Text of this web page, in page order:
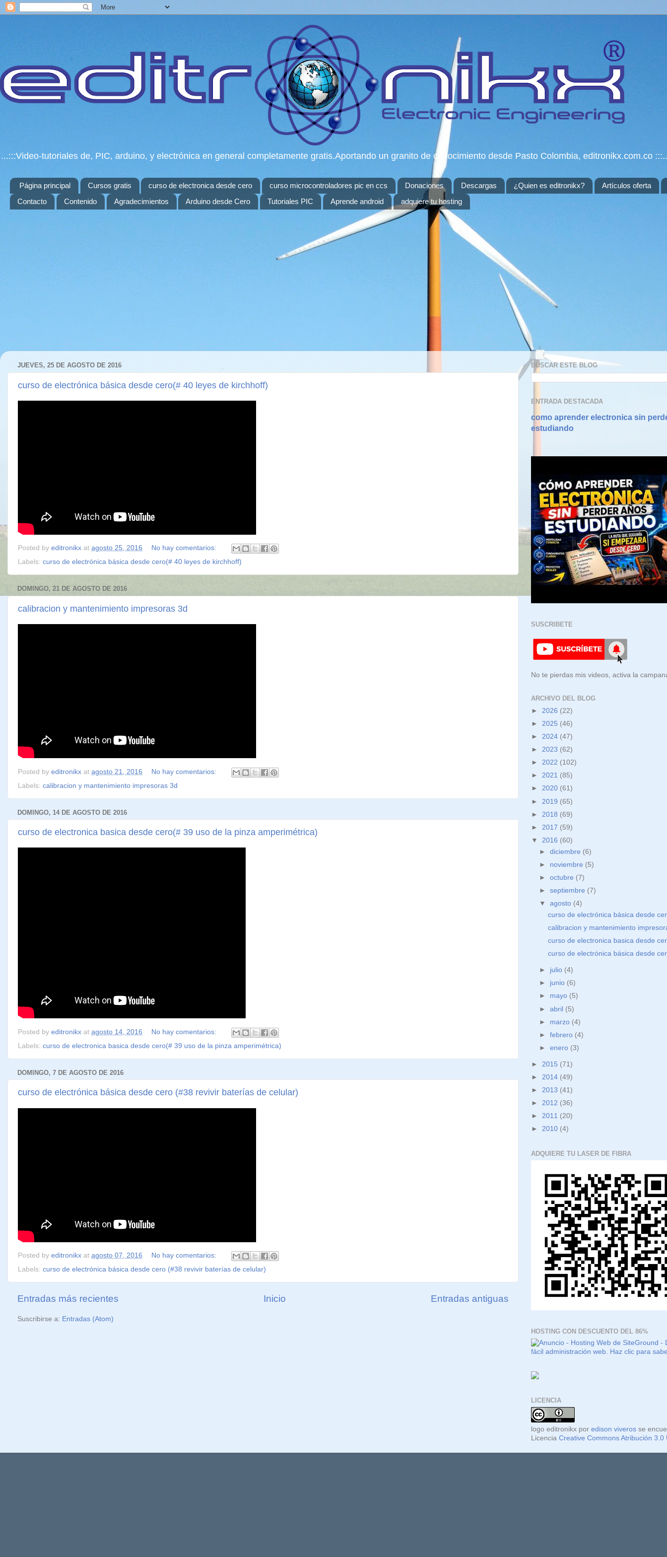
...:::Video-tutoriales de, PIC, arduino, y electrónica en general completamente gratis.Aportando un granito de conocimiento desde Pasto Colombia, editronikx.com.co
Página principal Cursos gratis curso de electronica desde cero curso microcontroladores pic en ccs Donaciones Descargas ¿Quien es editronikx?
Artículos oferta
Contacto
Contenido Agradecimientos Arduino desde Cero Tutoriales PIC Aprende android adquiere tu hosting
JUEVES, 25 DE AGOSTO DE 2016
curso de electrónica básica desde cero(# 40 leyes de kirchhoff)
Posted by editronikx at agosto 25, 2016
No hay comentarios:
Labels: curso de electrónica básica desde cero(# 40 leyes de kirchhoff)
DOMINGO, 21 DE AGOSTO DE 2016
calibracion y mantenimiento impresoras 3d
Posted by editronikx at agosto 21, 2016
No hay comentarios:
Labels: calibracion y mantenimiento impresoras 3d
DOMINGO, 14 DE AGOSTO DE 2016
curso de electronica basica desde cero(# 39 uso de la pinza amperimétrica)
Posted by editronikx at agosto 14, 2016
No hay comentarios:
Labels: curso de electronica basica desde cero(# 39 uso de la pinza amperimétrica)
DOMINGO, 7 DE AGOSTO DE 2016
curso de electrónica básica desde cero (#38 revivir baterías de celular)
Posted by editronikx at agosto 07, 2016
No hay comentarios:
Labels: curso de electrónica básica desde cero (#38 revivir baterías de celular)
Entradas más recientes Entradas antiguas
Inicio
Suscribirse a: Entradas (Atom)
BUSCAR ESTE BLOG
ENTRADA DESTACADA
como aprender electronica sin
estudiando
SUSCRIBETE
No te pierdas mis videos, activa la
ARCHIVO DEL BLOG
► 2026 (22)
► 2025 (46)
► 2024 (47)
► 2023 (62)
► 2022 (102)
► 2021 (85)
► 2020 (61)
► 2019 (65)
► 2018 (69)
► 2017 (59)
▼ 2016 (60)
►diciembre (6)
► noviembre (5)
►octubre (7)
►septiembre (7)
▼agosto (4)
curso de electrónica básica desde
calibracion y mantenimiento
curso de electronica basica desde
curso de electrónica básica desde
► julio (4)
► junio (6)
► mayo (5)
►abril (5)
► marzo (4)
►febrero (4)
►enero (3)
► 2015 (71)
► 2014 (49)
► 2013 (41)
► 2012 (36)
► 2011 (20)
► 2010 (4)
ADQUIERE TU LASER DE FIBRA
HOSTING CON DESCUENTO DEL 86%
LICENCIA
logo editronikx por edison viveros se
Licencia Creative Commons Atribución 3.0